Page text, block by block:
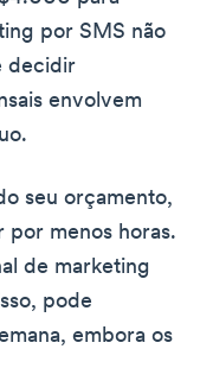
por SMS não
decidir
envolvem
seu orçamento,
menos horas.
de marketing
pode
embora os